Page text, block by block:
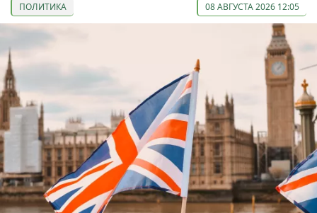
ПОЛИТИКА 08 АВГУСТА 2026 12:05